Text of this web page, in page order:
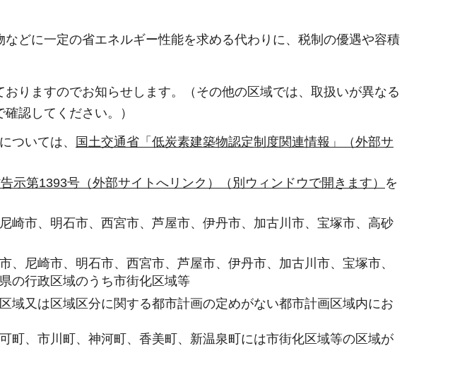
どに一定の省エネルギー性能を求める代わりに、税制の優遇や容積
りますのでお知らせします。（その他の区域では、取扱いが異なる
認してください。）
ついては、
国土交通省「低炭素建築物認定制度関連情報」（外部サ
示第1393号（外部サイトへリンク）（別ウィンドウで開きます） を
崎市、明石市、西宮市、芦屋市、伊丹市、加古川市、宝塚市、高砂
、尼崎市、明石市、西宮市、芦屋市、伊丹市、加古川市、宝塚市、
の行政区域のうち市街化区域等
又は区域区分に関する都市計画の定めがない都市計画区域内にお
町、市川町、神河町、香美町、新温泉町には市街化区域等の区域が